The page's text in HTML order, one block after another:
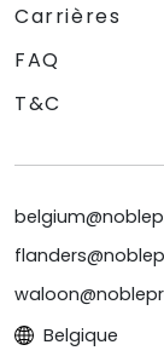
Carrières
FAQ
T&C
Belgique